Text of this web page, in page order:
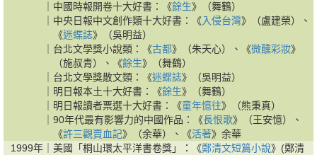
中國時報開卷十大好書：《餘生》（舞鶴）
中央日報中文創作類十大好書：《入侵台灣》（盧建榮）、
《迷蝶誌》（吳明益）
台北文學獎小說類：《古都》（朱天心）、《微醺彩妝》
（施叔青）、《餘生》（舞鶴）
台北文學獎散文類：《迷蝶誌》（吳明益）
明日報本土十大好書：《餘生》（舞鶴）
明日報讀者票選十大好書：《童年憶往》（熊秉真）
90年代最有影響力的中國作品：《長恨歌》（王安憶）、
《許三觀賣血記》（余華）、《活著》余華
1999年｜ 美國「桐山環太平洋書卷獎」：《鄭清文短篇小說》(鄭清